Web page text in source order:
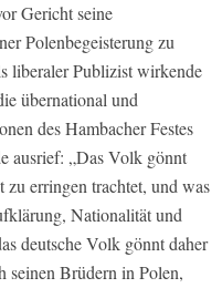
Gericht seine
Polenbegeisterung zu
liberaler Publizist wirkende
übernational und
des Hambacher Festes
ausrief: „Das Volk gönnt
zu erringen trachtet, und was
Nationalität und
deutsche Volk gönnt daher
seinen Brüdern in Polen,